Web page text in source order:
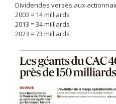
Dividendes versés aux
2003 = 14 milliards
2013 = 34 milliards
2023 = 73 milliards